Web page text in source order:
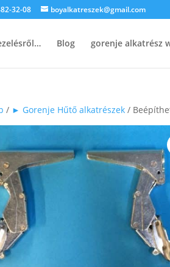
32-08 boyalkatreszek@gmail.com
Blog gorenje alkatrész
/ ► Gorenje Hűtő alkatrészek /